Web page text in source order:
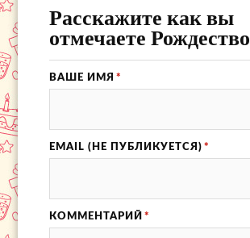
Расскажите как вы
отмечаете Рождество
ВАШЕ ИМЯ *
EMAIL (НЕ ПУБЛИКУЕТСЯ) *
КОММЕНТАРИЙ *